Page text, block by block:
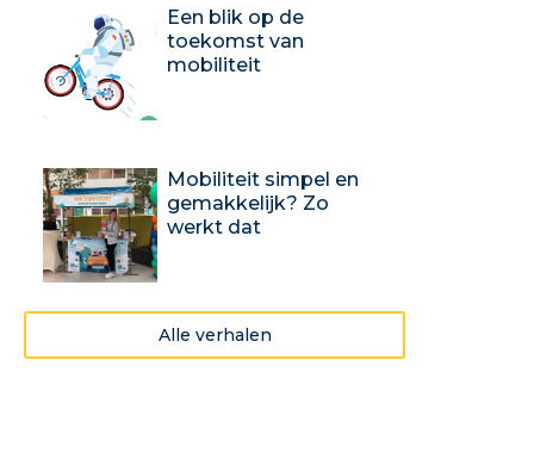
Een blik op de
toekomst van
mobiliteit
Mobiliteit simpel en
gemakkelijk? Zo
werkt dat
Alle verhalen